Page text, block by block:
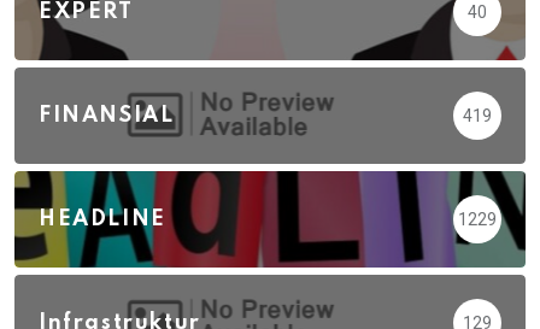
EXPERT 40
FINANSIAL 419
HEADLINE 1229
Infrastruktur 129